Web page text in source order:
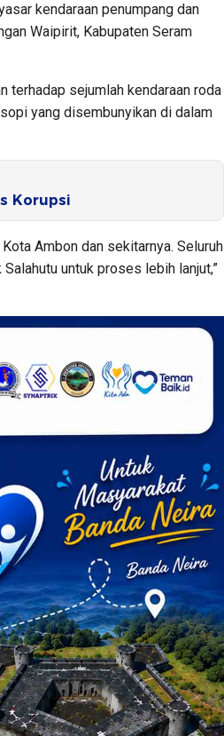
kendaraan penumpang dan
Waipirit, Kabupaten Seram
terhadap sejumlah kendaraan roda
yang disembunyikan di dalam
Korupsi
Ambon dan sekitarnya. Seluruh
untuk proses lebih lanjut,”